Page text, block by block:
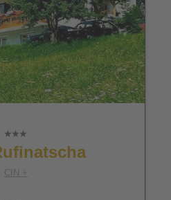
CIN +